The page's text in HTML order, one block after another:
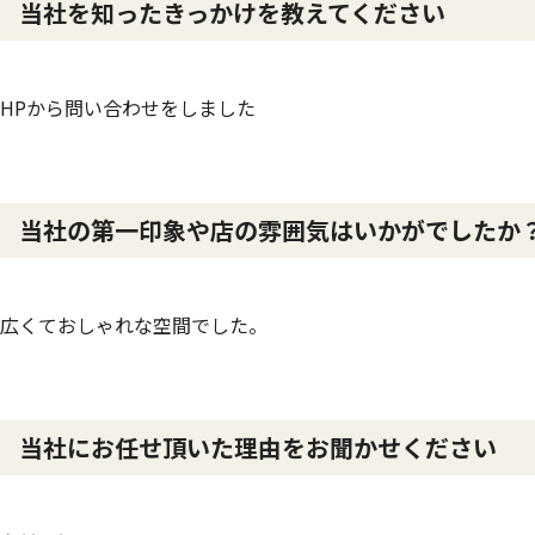
当社を知ったきっかけを教えてください
HPから問い合わせをしました
当社の第一印象や店の雰囲気はいかがでしたか
広くておしゃれな空間でした。
当社にお任せ頂いた理由をお聞かせください